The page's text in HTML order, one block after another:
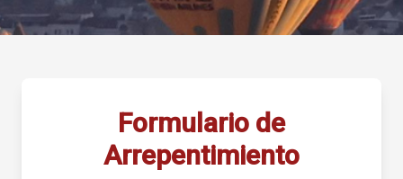
Formulario de
Arrepentimiento